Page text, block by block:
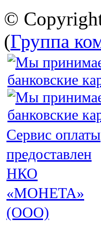
©
(Группа
Сервис оплаты
предоставлен
НКО
«МОНЕТА»
(ООО)